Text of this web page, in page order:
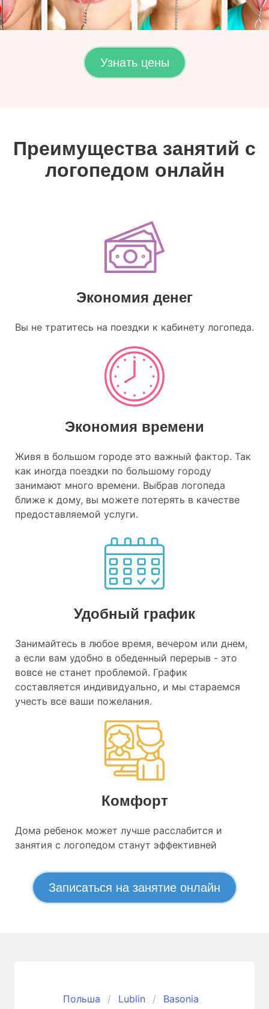
Узнать цены
Преимущества занятий с
логопедом онлайн
Экономия денег
Вы не тратитесь на поездки к кабинету логопеда.
Экономия времени
Живя в большом городе это важный фактор. Так
как иногда поездки по большому городу
занимают много времени. Выбрав логопеда
ближе к дому, вы можете потерять в качестве
предоставляемой услуги.
Удобный график
Занимайтесь в любое время, вечером или днем,
а если вам удобно в обеденный перерыв - это
вовсе не станет проблемой. График
составляется индивидуально, и мы стараемся
учесть все ваши пожелания.
Комфорт
Дома ребенок может лучше расслабится и
занятия с логопедом станут эффективней
Записаться на занятие онлайн
Польша Lublin Basonia